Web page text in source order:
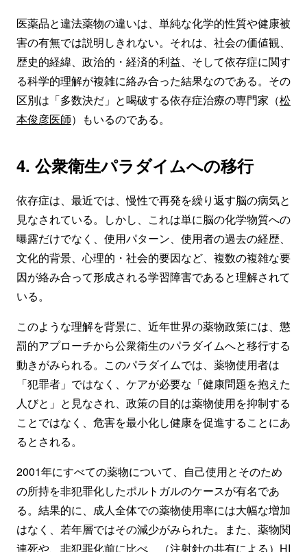
医薬品と違法薬物の違いは、単純な化学的性質や健康被
害の有無では説明しきれない。それは、社会の価値観、
歴史的経緯、政治的・経済的利益、そして依存症に関す
る科学的理解が複雑に絡み合った結果なのである。その
区別は「多数決だ」と喝破する依存症治療の専門家（松
本俊彦医師）もいるのである。
4. 公衆衛生パラダイムへの移行
依存症は、最近では、慢性で再発を繰り返す脳の病気と
見なされている。しかし、これは単に脳の化学物質への
曝露だけでなく、使用パターン、使用者の過去の経歴、
文化的背景、心理的・社会的要因など、複数の複雑な要
因が絡み合って形成される学習障害であると理解されて
いる。
このような理解を背景に、近年世界の薬物政策には、懲
罰的アプローチから公衆衛生のパラダイムへと移行する
動きがみられる。このパラダイムでは、薬物使用者は
「犯罪者」ではなく、ケアが必要な「健康問題を抱えた
人びと」と見なされ、政策の目的は薬物使用を抑制する
ことではなく、危害を最小化し健康を促進することにあ
るとされる。
2001年にすべての薬物について、自己使用とそのため
の所持を非犯罪化したポルトガルのケースが有名であ
る。結果的に、成人全体での薬物使用率には大幅な増加
はなく、若年層ではその減少がみられた。また、薬物関
連死や、非犯罪化前に比べ、（注射針の共有による）HI